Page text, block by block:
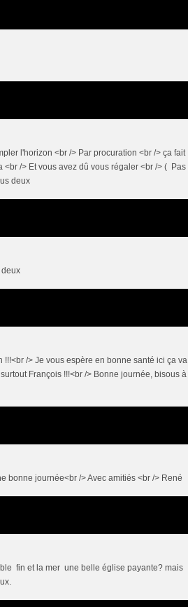
l'horizon <br /> Par procuration <br /> ça fait
<br /> Et vous avez dû vous régaler <br /> ( Pas
deux
deux
/> Je vous espère en bonne santé ici ça va
François !!!<br /> Bonne journée, bisous à
bonne journée<br /> Avec amitiés <br /> René
fin et la mer une belle église payante? mais